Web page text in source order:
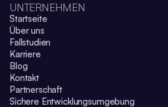
UNTERNEHMEN
Startseite
Über uns
Fallstudien
Karriere
Blog
Kontakt
Partnerschaft
Sichere Entwicklungsumgebung